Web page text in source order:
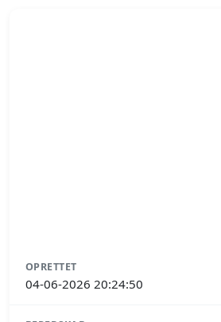
OPRETTET
04-06-2026 20:24:50